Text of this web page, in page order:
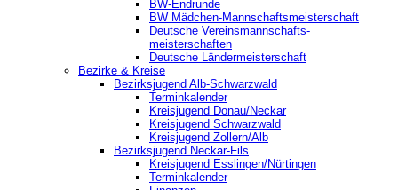
BW-Endrunde
BW Mädchen-Mannschaftsmeisterschaft
Deutsche Vereinsmannschafts-
meisterschaften
Deutsche Ländermeisterschaft
Bezirke & Kreise
Bezirksjugend Alb-Schwarzwald
Terminkalender
Kreisjugend Donau/Neckar
Kreisjugend Schwarzwald
Kreisjugend Zollern/Alb
Bezirksjugend Neckar-Fils
Kreisjugend ‎Esslingen/Nürtingen
Terminkalender